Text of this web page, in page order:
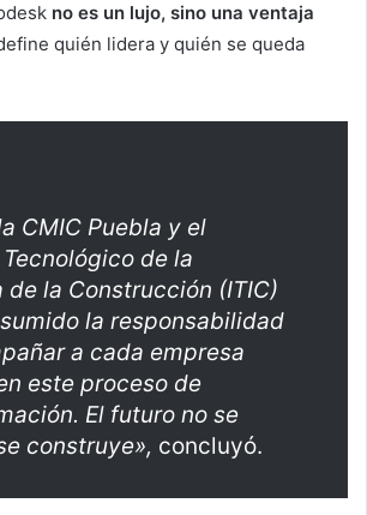
no es un lujo, sino una ventaja
quién lidera y quién se queda
CMIC Puebla y el
de la
de la Construcción (ITIC)
la responsabilidad
a cada empresa
este proceso de
El futuro no se
construye», concluyó.